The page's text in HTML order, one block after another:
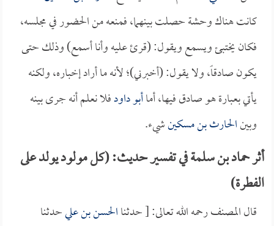
كانت هناك وحشة حصلت بينهما، فمنعه من الحضور في مجلسه،
فكان يختبئ ويسمع ويقول: (قرئ عليه وأنا أسمع) وذلك حتى
يكون صادقاً، ولا يقول: (أخبرني)؛ لأنه ما أراد إخباره، ولكنه
يأتي بعبارة هو صادق فيها، أماأبو داودفلا نعلم أنه جرى بينه
وبينالحارث بن مسكينشيء.
أثر حماد بن سلمة في تفسير حديث: (كل مولود يولد على
الفطرة)
قال المصنف رحمه الله تعالى: [ حدثناالحسن بن عليحدثنا